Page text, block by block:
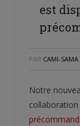
est
PAR CAMI-SAMA
Notre
collaboration